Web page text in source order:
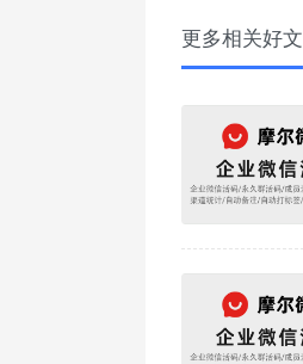
更多相关好文